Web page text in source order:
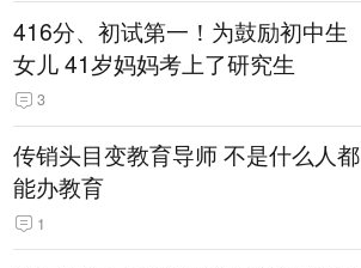
416分、初试第一！为鼓励初中生
女儿 41岁妈妈考上了研究生
3
传销头目变教育导师 不是什么人都
能办教育
1